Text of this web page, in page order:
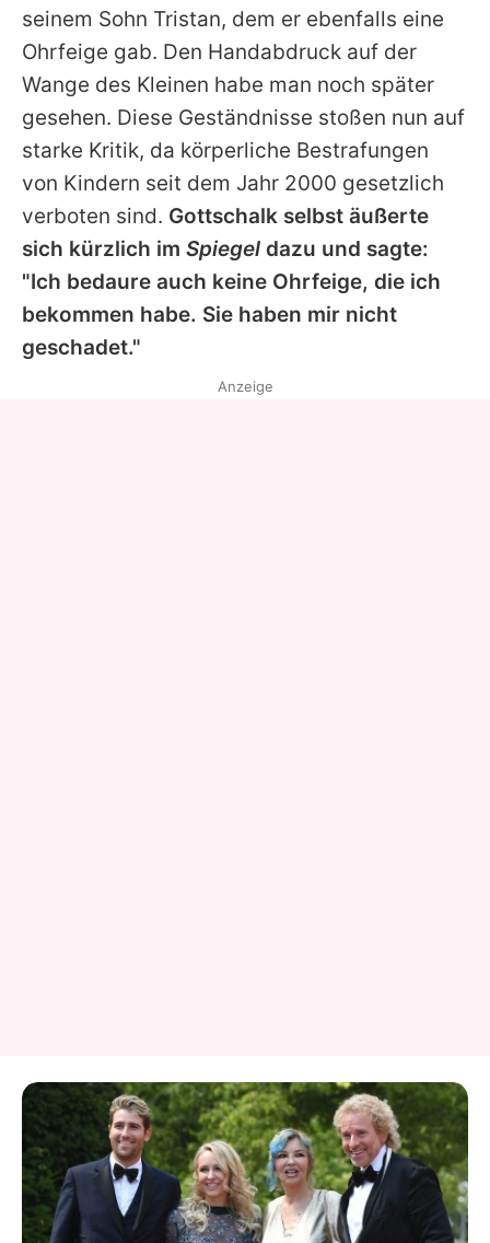
seinem Sohn Tristan, dem er ebenfalls eine
Ohrfeige gab. Den Handabdruck auf der
Wange des Kleinen habe man noch später
gesehen. Diese Geständnisse stoßen nun auf
starke Kritik, da körperliche Bestrafungen
von Kindern seit dem Jahr 2000 gesetzlich
verboten sind. Gottschalk selbst äußerte
sich kürzlich im Spiegel dazu und sagte:
"Ich bedaure auch keine Ohrfeige, die ich
bekommen habe. Sie haben mir nicht
geschadet."
Anzeige